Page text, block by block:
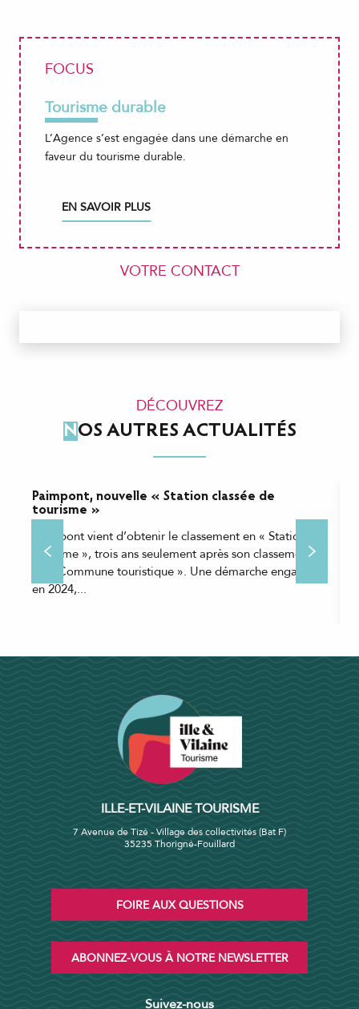
VOTRE CONTACT
FOCUS
Tourisme durable
L’Agence s’est engagée dans une démarche en
faveur du tourisme durable.
EN SAVOIR PLUS
DÉCOUVREZ
NOS AUTRES ACTUALITÉS
Paimpont, nouvelle « Station classée de
tourisme »
Paimpont vient d’obtenir le classement en « Station de
tourisme », trois ans seulement après son classement
en « Commune touristique ». Une démarche engagée
en 2024,...
ILLE-ET-VILAINE TOURISME
7 Avenue de Tizé - Village des collectivités (Bat F)
35235 Thorigné-Fouillard
FOIRE AUX QUESTIONS
ABONNEZ-VOUS À NOTRE NEWSLETTER
Suivez-nous